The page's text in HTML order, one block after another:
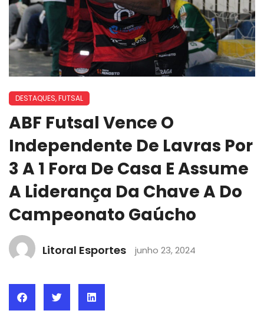
DESTAQUES,FUTSAL
ABF Futsal Vence O
Independente De Lavras Por
3 A 1 Fora De Casa E Assume
A Liderança Da Chave A Do
Campeonato Gaúcho
Litoral Esportes junho 23, 2024